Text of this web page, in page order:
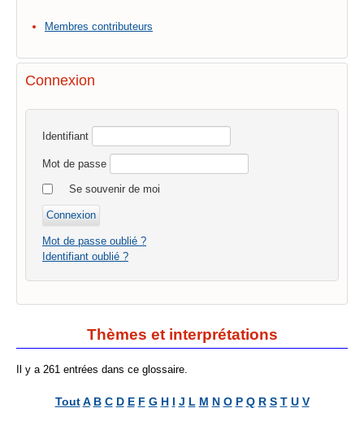
Membres contributeurs
Connexion
Identifiant
Mot de passe
Se souvenir de moi
Mot de passe oublié ?
Identifiant oublié ?
Thèmes et interprétations
Il y a 261 entrées dans ce glossaire.
Tout A B C D E F G H I J L M N O P Q R S T U V